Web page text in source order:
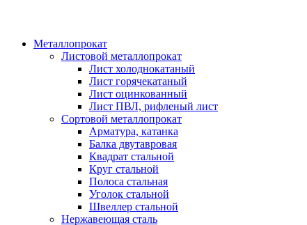
Металлопрокат
Листовой металлопрокат
Лист холоднокатаный
Лист горячекатаный
Лист оцинкованный
Лист ПВЛ, рифленый лист
Сортовой металлопрокат
Арматура, катанка
Балка двутавровая
Квадрат стальной
Круг стальной
Полоса стальная
Уголок стальной
Швеллер стальной
Нержавеющая сталь